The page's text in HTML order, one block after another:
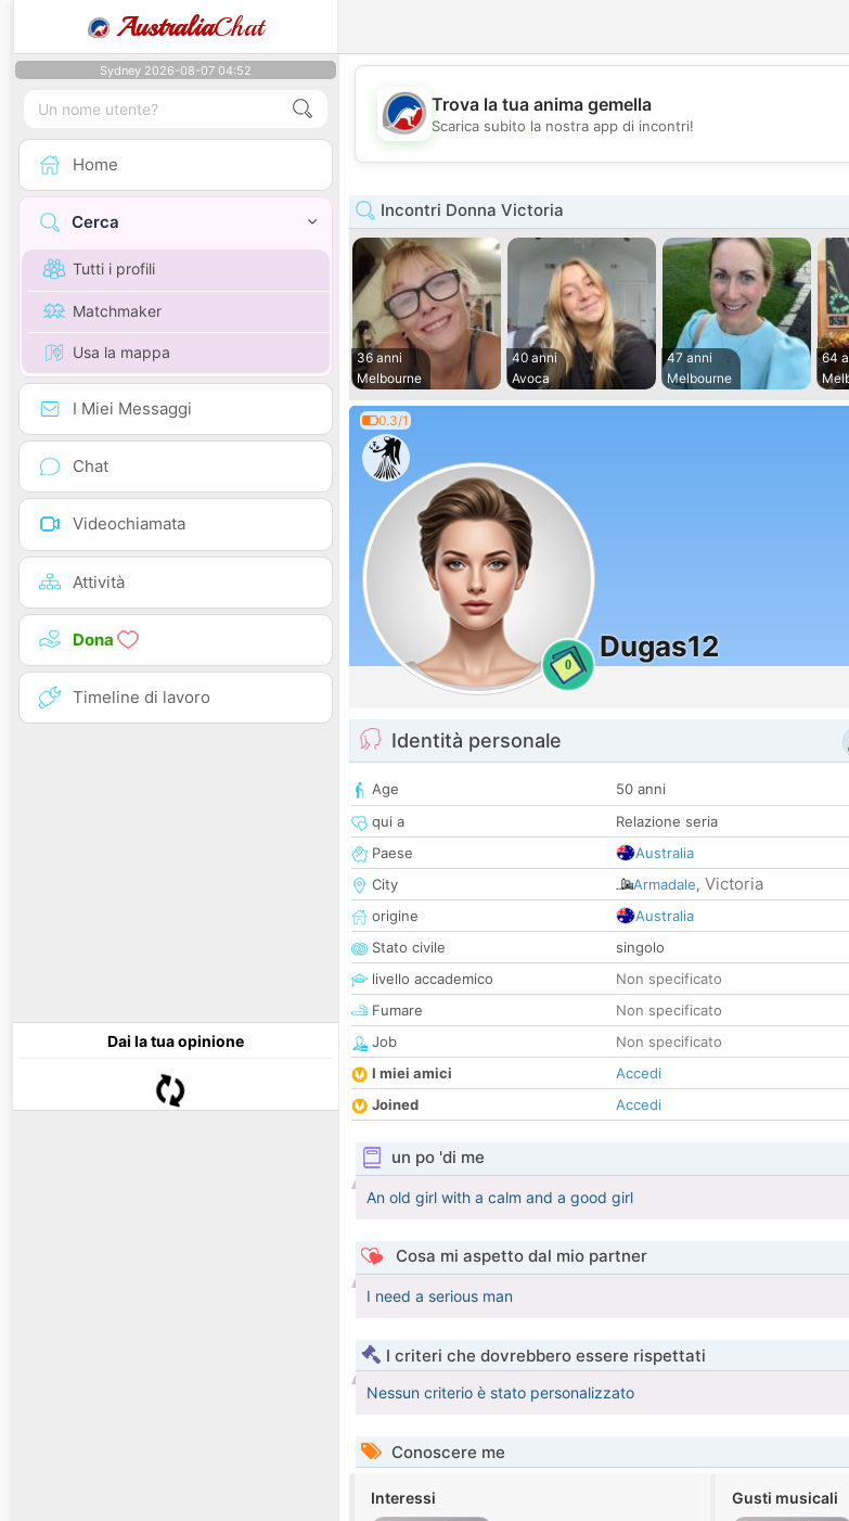
AustraliaChat
Sydney 2026-08-07 04:52
Home
Cerca
Tutti i profili
Matchmaker
Usa la mappa
I Miei Messaggi
Chat
Videochiamata
Attività
Dona
Timeline di lavoro
Dai la tua opinione
💖
💕
Trova la tua anima gemella
Scarica subito la nostra app di incontri!
Incontri Donna Victoria
36 anni
Melbourne
40 anni
Avoca
47 anni
Melbourne
64
0.3/1
0
Dugas12
Identità personale
Age
50 anni
qui a
Relazione seria
Paese
Australia
City
Armadale, Victoria
origine
Australia
Stato civile
singolo
livello accademico
Non specificato
Fumare
Non specificato
Job
Non specificato
I miei amici
Accedi
Joined
Accedi
un po 'di me
An old girl with a calm and a good girl
Cosa mi aspetto dal mio partner
I need a serious man
I criteri che dovrebbero essere rispettati
Nessun criterio è stato personalizzato
Conoscere me
Interessi Gusti musicali